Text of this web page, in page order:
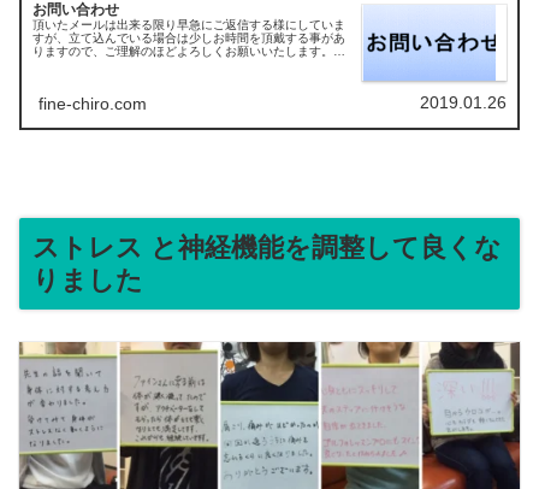
お問い合わせ
頂いたメールは出来る限り早急にご返信する様にしていま
すが、立て込んでいる場合は少しお時間を頂戴する事があ
りますので、ご理解のほどよろしくお願いいたします。数
fine-chiro.com 2019.01.26
ストレス と神経機能を調整して良くな
りました